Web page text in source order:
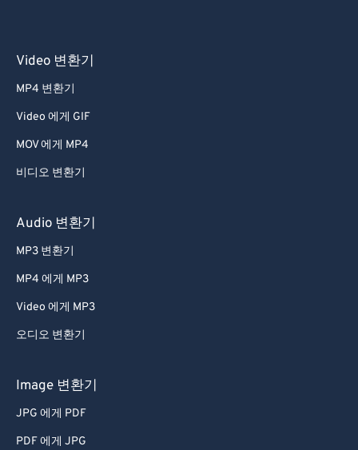
Video 변환기
MP4 변환기
Video 에게 GIF
MOV 에게 MP4
비디오 변환기
Audio 변환기
MP3 변환기
MP4 에게 MP3
Video 에게 MP3
오디오 변환기
Image 변환기
JPG 에게 PDF
PDF 에게 JPG